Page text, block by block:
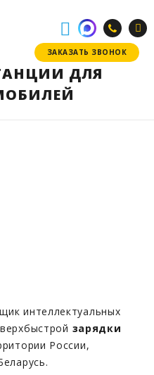
ЗАКАЗАТЬ ЗВОНОК
ЗАКАЗАТЬ ЗВОНОК
ДЛЯ
интеллектуальных
зарядки
России,